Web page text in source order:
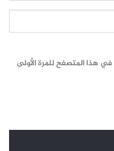
هذا المتصفح للمرة الأولى